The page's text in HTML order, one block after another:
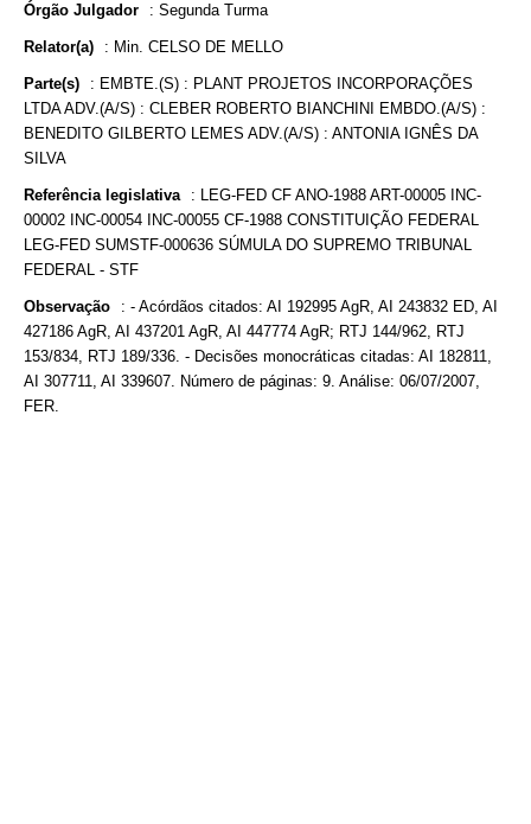
Órgão Julgador : Segunda Turma
Relator(a) : Min. CELSO DE MELLO
Parte(s) : EMBTE.(S) : PLANT PROJETOS INCORPORAÇÕES
LTDA ADV.(A/S) : CLEBER ROBERTO BIANCHINI EMBDO.(A/S) :
BENEDITO GILBERTO LEMES ADV.(A/S) : ANTONIA IGNÊS DA
SILVA
Referência legislativa : LEG-FED CF ANO-1988 ART-00005 INC-
00002 INC-00054 INC-00055 CF-1988 CONSTITUIÇÃO FEDERAL
LEG-FED SUMSTF-000636 SÚMULA DO SUPREMO TRIBUNAL
FEDERAL - STF
Observação : - Acórdãos citados: AI 192995 AgR, AI 243832 ED, AI
427186 AgR, AI 437201 AgR, AI 447774 AgR; RTJ 144/962, RTJ
153/834, RTJ 189/336. - Decisões monocráticas citadas: AI 182811,
AI 307711, AI 339607. Número de páginas: 9. Análise: 06/07/2007,
FER.